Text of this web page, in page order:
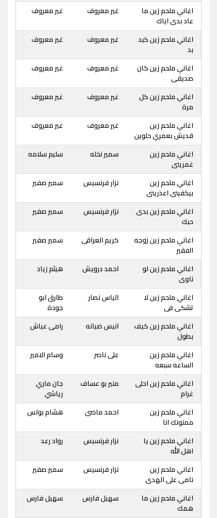
اغاني ملحم زين ما
عاد بدى اياك
غير معروف غير معروف
اغاني ملحم زين كبد
بد
غير معروف غير معروف
اغاني ملحم زين كان
صديقى
غير معروف غير معروف
اغاني ملحم زين كل
مرة
غير معروف غير معروف
اغاني ملحم زين
قديش بعمري حلوين
غير معروف غير معروف
اغاني ملحم زين
غمرينى
سمير نخله سليم سلامه
اغاني ملحم زين
بيكفينى اعذرينى
نزار فرنسيس سمير صفير
اغاني ملحم زين بدى
حبك
نزار فرنسيس سمير صفير
اغاني ملحم زين زوجه
الفقير
كريم العراقى سمير صفير
اغاني ملحم زين لو
ناوى
احمد درويش هيثم زياد
اغاني ملحم زين لا
تشكى فى
الياس نصار
طارق ابو
جودة
اغاني ملحم زين كيف
بطول
انيس ضيانه رامى عياش
اغاني ملحم زين
الساعه سبعه
على ناصر وسام الامير
اغاني ملحم زين احلى
غرام
منير بو عساف
جان ماري
رياشي
اغاني ملحم زين
ممنونك انا
احمد ماضى هشام بولس
اغاني ملحم زين يا
اهل الله
نزار فرنسيس رواد رعد
اغاني ملحم زين
نامى على الهدى
نزار فرنسيس سمير صفير
اغاني ملحم زين ما
همك
سهيل فارس سهيل فارس